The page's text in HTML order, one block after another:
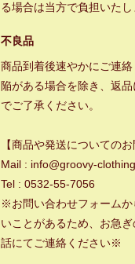
る場合は当方で負担いたし
不良品
商品到着後速やかにご連
陥がある場合を除き、返
でご了承ください。
【商品や発送についてのお
Mail : info@groovy-
Tel : 0532-55-7056
※お問い合わせフォームか
いことがあるため、お急
話にてご連絡ください※